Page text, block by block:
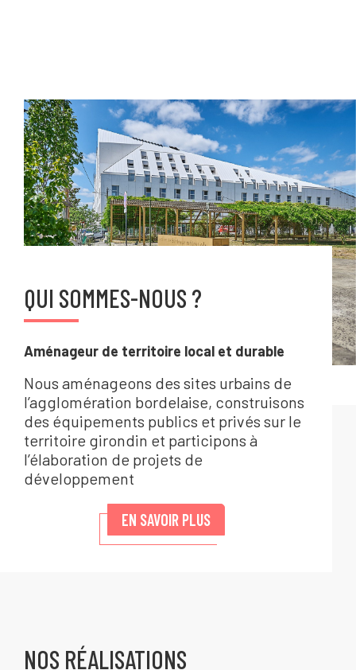
QUI SOMMES-NOUS ?
Aménageur de territoire local et durable
Nous aménageons des sites urbains de
l’agglomération bordelaise, construisons
des équipements publics et privés sur le
territoire girondin et participons à
l’élaboration de projets de
développement
EN SAVOIR PLUS
NOS RÉALISATIONS